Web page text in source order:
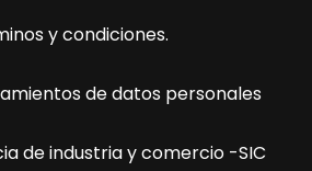
y condiciones.
de datos personales
de industria y comercio -SIC